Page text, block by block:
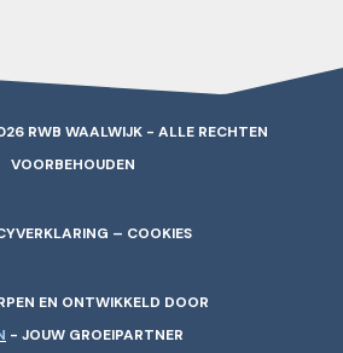
RWB WAALWIJK - ALLE RECHTEN
VOORBEHOUDEN
– COOKIES
EN ONTWIKKELD DOOR
- JOUW GROEIPARTNER